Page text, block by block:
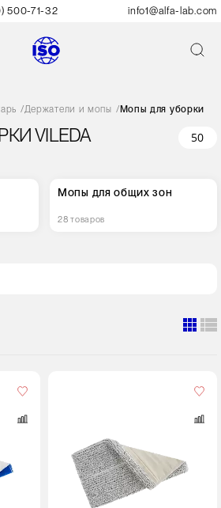
500-71-32 info1@alfa-lab.com
/Держатели и мопы / Мопы для уборки
VILEDA
50
Мопы для общих зон
28 товаров